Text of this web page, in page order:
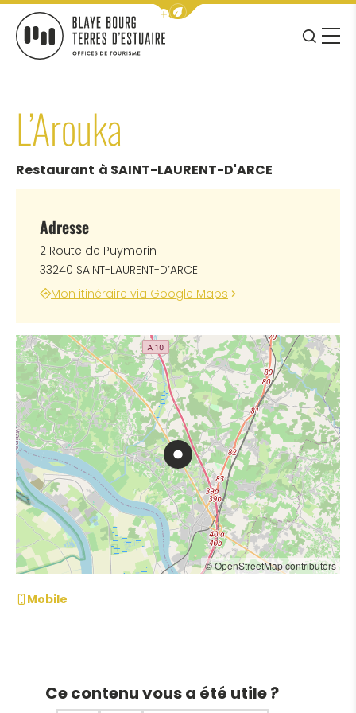
Afficher la barre de navigation
JE
MENU
L’Arouka
Restaurant à SAINT-LAURENT-D'ARCE
Adresse
2 Route de Puymorin
33240 SAINT-LAURENT-D’ARCE
Mon itinéraire via Google Maps
© OpenStreetMap contributors
Mobile
Ce contenu vous a été utile ?